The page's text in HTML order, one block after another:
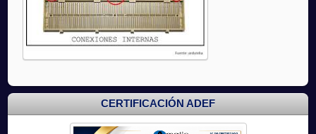
CERTIFICACIÓN ADEF